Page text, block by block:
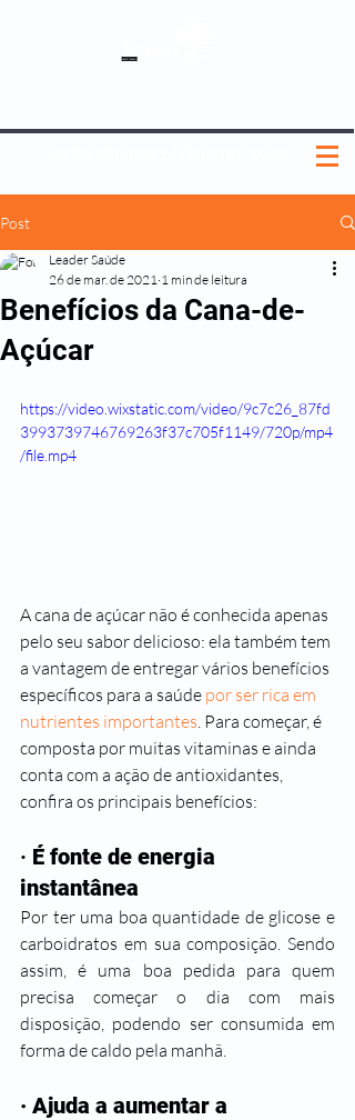
Post
Benefícios da Cana-de-
Açúcar
Leader Saúde
26 de mar. de 2021 1 min de leitura
https://video.wixstatic.com/video/9c7c26_87fd
3993739746769263f37c705f1149/720p/mp4
/file.mp4
A cana de açúcar não é conhecida apenas
pelo seu sabor delicioso: ela também tem
a vantagem de entregar vários benefícios
específicos para a saúde por ser rica em
nutrientes importantes . Para começar, é
composta por muitas vitaminas e ainda
conta com a ação de antioxidantes,
confira os principais benefícios:
· É fonte de energia
instantânea
Por ter uma boa quantidade de glicose e
carboidratos em sua composição. Sendo
assim, é uma boa pedida para quem
precisa começar o dia com mais
disposição, podendo ser consumida em
forma de caldo pela manhã.
· Ajuda a aumentar a